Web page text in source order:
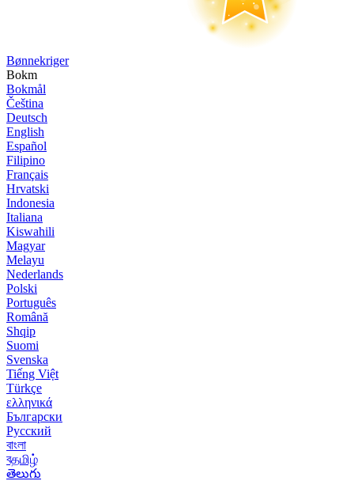
Bønne­kriger
Bokm
Bokmål
Čeština
Deutsch
English
Español
Filipino
Français
Hrvatski
Indonesia
Italiana
Kiswahili
Magyar
Melayu
Nederlands
Polski
Português
Română
Shqip
Suomi
Svenska
Tiếng Việt
Türkçe
ελληνικά
Български
Русский
বাংলা
বதமிழ்
తెలుగు